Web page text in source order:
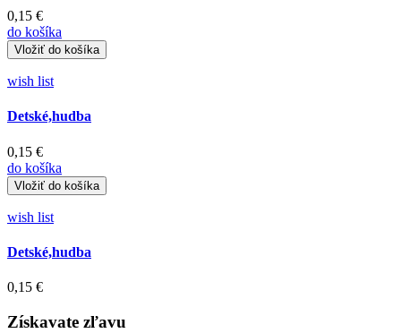
0,15 €
do košíka
wish list
Detské,hudba
0,15 €
do košíka
wish list
Detské,hudba
0,15 €
Získavate zľavu